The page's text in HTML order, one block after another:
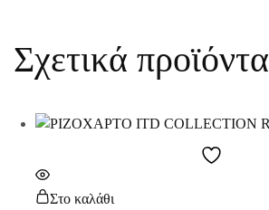
Σχετικά προϊόντα
Στο καλάθι